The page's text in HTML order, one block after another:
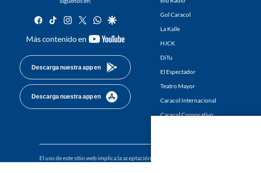
facebook
tiktok instagram
twitterwhatsapp
google
Más contenido en
youtube-
Descarga nuestra app en
Descarga nuestra app en
Gol Caracol
La Kalle
HJCK
DiTu
El Espectador
Teatro Mayor
Caracol Internacional
Caracol Corporativo
El uso de este sitio web implica la aceptación de los